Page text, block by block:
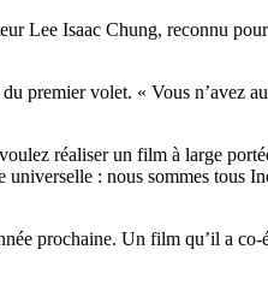
Lee Isaac Chung, reconnu
premier volet. « Vous n’avez
réaliser un film à large
: nous sommes tous
prochaine. Un film qu’il a